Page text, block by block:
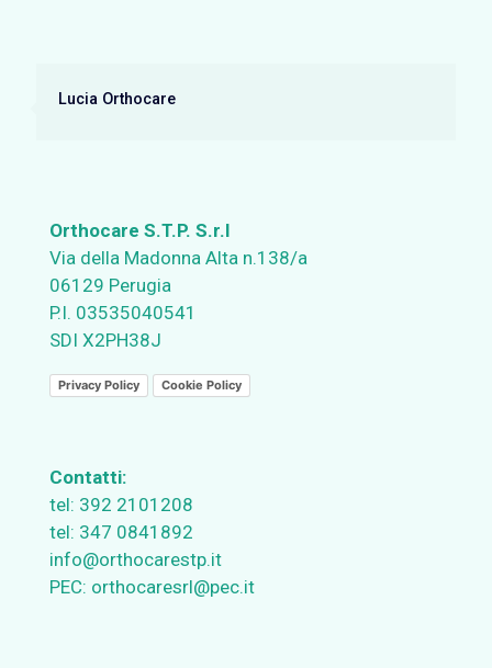
Lucia Orthocare
Orthocare S.T.P. S.r.l
Via della Madonna Alta n.138/a
06129 Perugia
P.I. 03535040541
SDI X2PH38J
Privacy Policy Cookie Policy
Contatti:
tel: 392 2101208
tel: 347 0841892
info@orthocarestp.it
PEC: orthocaresrl@pec.it